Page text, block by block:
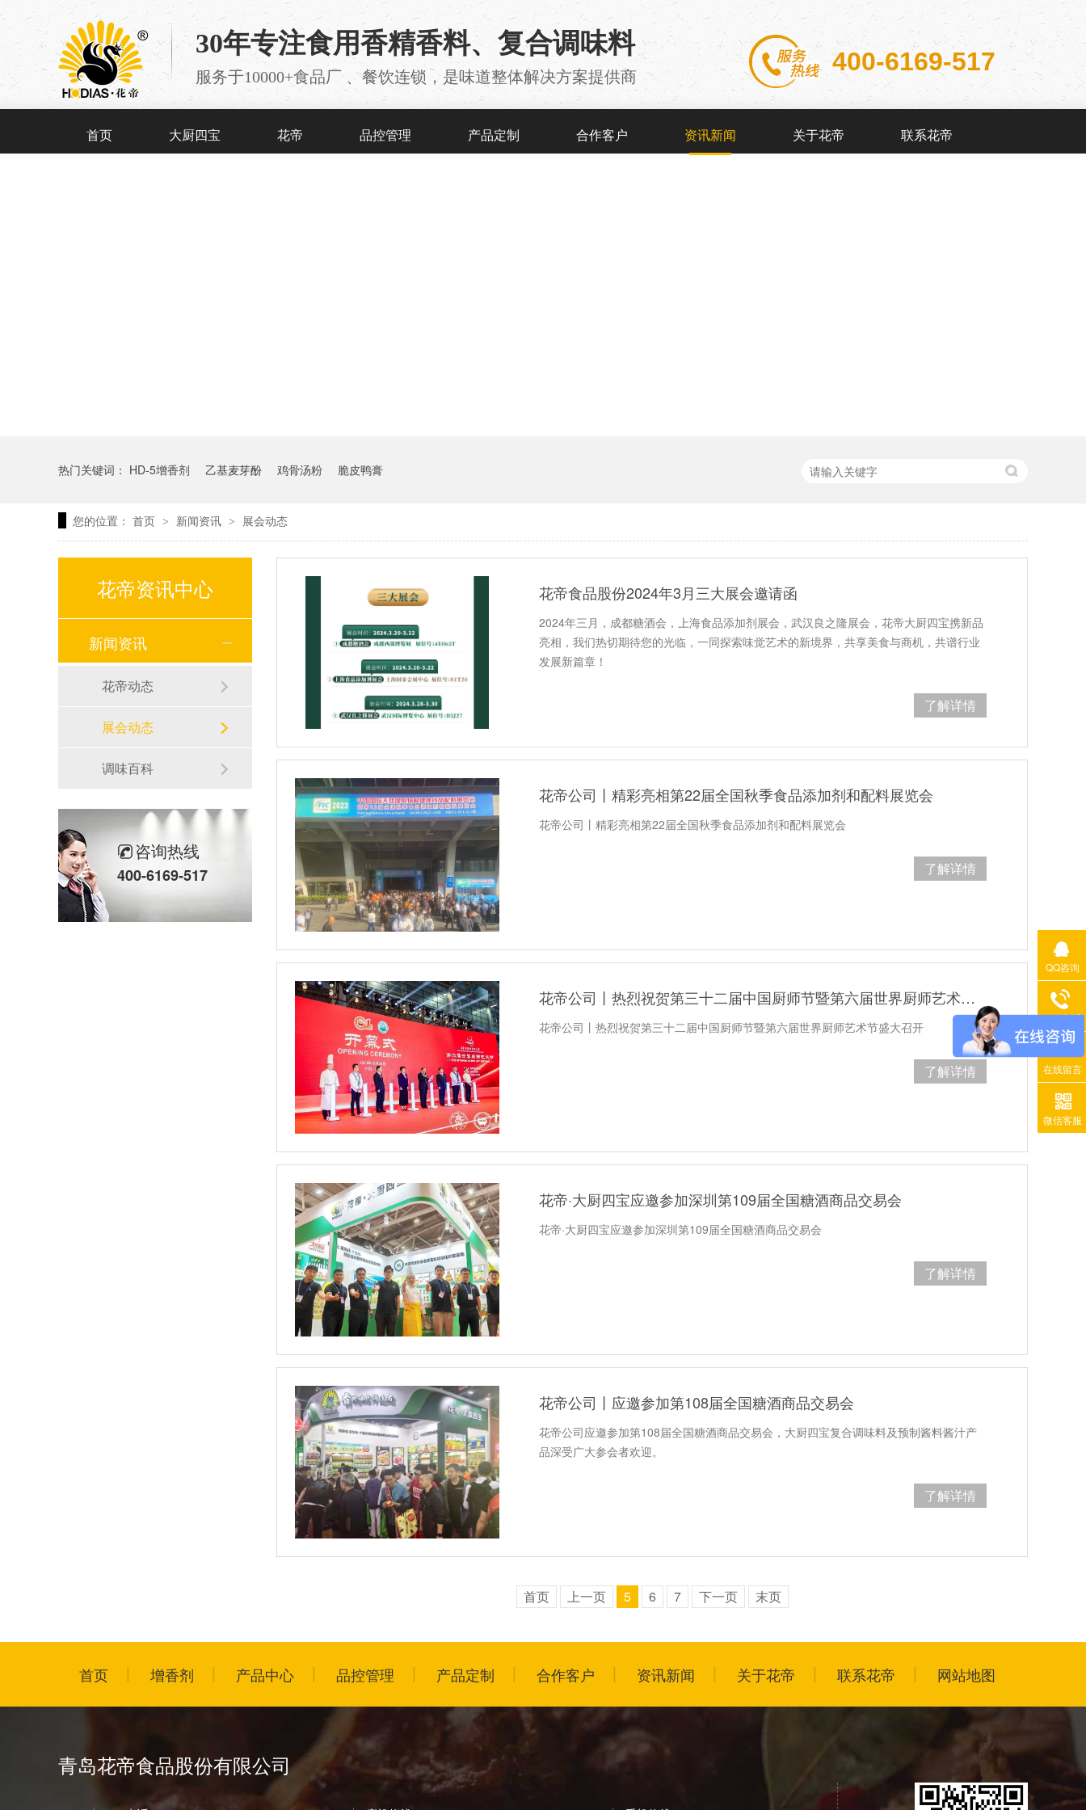
30年专注食用香精香料、复合调味料
服务于10000+食品厂 、餐饮连锁，是味道整体解决方案提供商
400-6169-517
首页 大厨四宝 花帝 品控管理 产品定制 合作客户 资讯新闻 关于花帝 联系花帝
热门关键词： HD-5增香剂 乙基麦芽酚 鸡骨汤粉 脆皮鸭膏
您的位置： 首页 > 新闻资讯 > 展会动态
花帝食品股份2024年3月三大展会邀请函
2024年三月，成都糖酒会，上海食品添加剂展会，武汉良之隆展会，花帝大厨四宝携新品
亮相，我们热切期待您的光临，一同探索味觉艺术的新境界，共享美食与商机，共谱行业
发展新篇章！
了解详情
花帝公司丨精彩亮相第22届全国秋季食品添加剂和配料展览会
花帝公司丨精彩亮相第22届全国秋季食品添加剂和配料展览会
了解详情
花帝公司丨热烈祝贺第三十二届中国厨师节暨第六届世界厨师艺术节召开
花帝公司丨热烈祝贺第三十二届中国厨师节暨第六届世界厨师艺术节盛大召开
了解详情
花帝·大厨四宝应邀参加深圳第109届全国糖酒商品交易会
花帝·大厨四宝应邀参加深圳第109届全国糖酒商品交易会
了解详情
花帝公司丨应邀参加第108届全国糖酒商品交易会
花帝公司应邀参加第108届全国糖酒商品交易会，大厨四宝复合调味料及预制酱料酱汁产
品深受广大参会者欢迎。
了解详情
首页 上一页 5 6 7 下一页 末页
花帝资讯中心
新闻资讯
花帝动态
展会动态
调味百科
咨询热线
400-6169-517
首页 增香剂 产品中心 品控管理 产品定制 合作客户 资讯新闻 关于花帝 联系花帝 网站地图
青岛花帝食品股份有限公司
QQ咨询
400电话
在线留言
微信客服